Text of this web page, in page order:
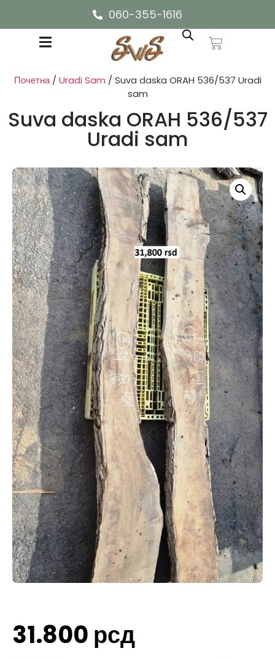
060-355-1616
Почетна/Uradi Sam / Suva daska ORAH 536/537 Uradi
sam
Suva daska ORAH 536/537
Uradi sam
31.800 рсд